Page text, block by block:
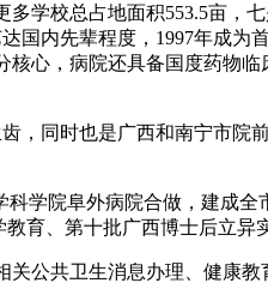
学校总占地面积553.5亩，
国内先辈程度，1997年成为
心，病院还具备国度药物
同时也是广西和南宁市院前
学院阜外病院合做，建成全
育、第十批广西博士后立异
公共卫生消息办理、健康教